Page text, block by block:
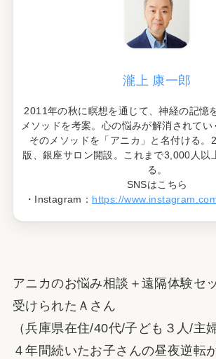
瀧上 康一郎
2011年の秋に瞑想を通じて、神経の記憶
メソッドを考案。心の悩みが解消されてい
そのメソッドを「アニカ」と名付ける。
版、銀座サロン開設。これまで3,000人以
る。
SNSはこちら
・Instagram： https://
アニカのお悩み相談＋遠隔体験セ
受けられたＡさん
（兵庫県在住/40代/子ども３人/主
４年間続いたお子さんの昼夜逆転